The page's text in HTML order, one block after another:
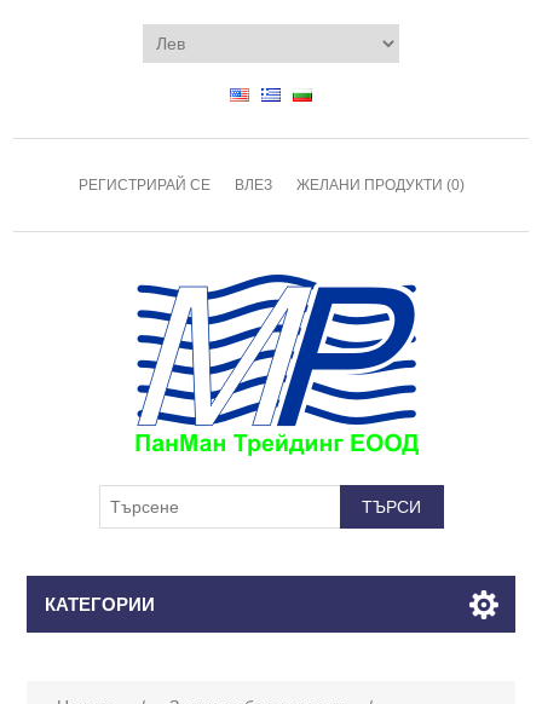
РЕГИСТРИРАЙ СЕ ВЛЕЗ ЖЕЛАНИ ПРОДУКТИ (0)
КАТЕГОРИИ